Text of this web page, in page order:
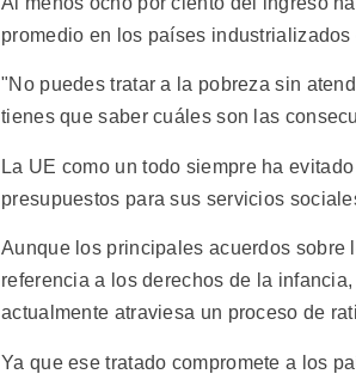
promedio en los países
"No puedes tratar a la pobreza sin
tienes que saber cuáles son las
La UE como un todo siempre ha
presupuestos para sus servicios
Aunque los principales acuerdos sobre
referencia a los derechos de la
actualmente atraviesa un proceso de
Ya que ese tratado compromete a los